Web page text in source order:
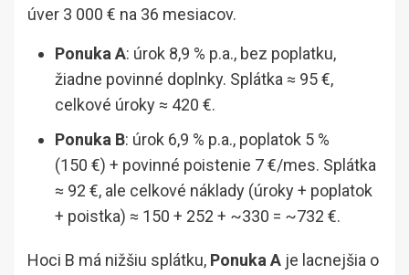
úver 3 000 € na 36 mesiacov.
Ponuka A: úrok 8,9 % p.a., bez poplatku,
žiadne povinné doplnky. Splátka ≈ 95 €,
celkové úroky ≈ 420 €.
Ponuka B: úrok 6,9 % p.a., poplatok 5 %
(150 €) + povinné poistenie 7 €/mes. Splátka
≈ 92 €, ale celkové náklady (úroky + poplatok
+ poistka) ≈ 150 + 252 + ~330 = ~732 €.
Hoci B má nižšiu splátku, Ponuka A je lacnejšia o